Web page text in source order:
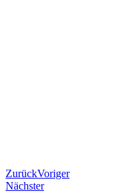
ZurückVoriger
Nächster